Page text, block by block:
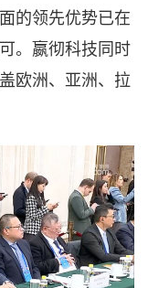
的领先优势已在
。嬴彻科技同时
欧洲、亚洲、拉